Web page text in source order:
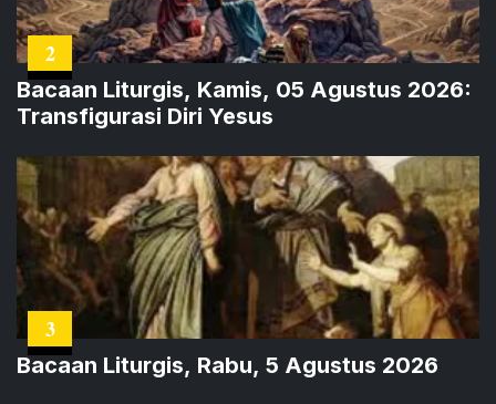
2
Bacaan Liturgis, Kamis, 05 Agustus 2026:
Transfigurasi Diri Yesus
3
Bacaan Liturgis, Rabu, 5 Agustus 2026